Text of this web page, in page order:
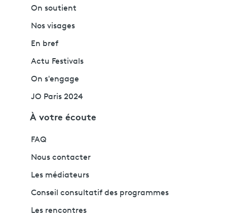
On soutient
Nos visages
En bref
Actu Festivals
On s'engage
JO Paris 2024
À votre écoute
FAQ
Nous contacter
Les médiateurs
Conseil consultatif des programmes
Les rencontres